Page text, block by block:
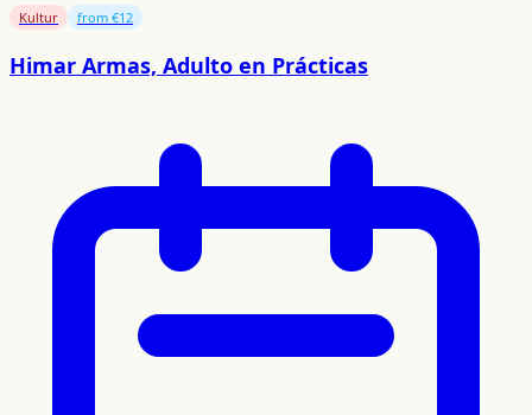
Kultur from €12
Himar Armas, Adulto en Prácticas